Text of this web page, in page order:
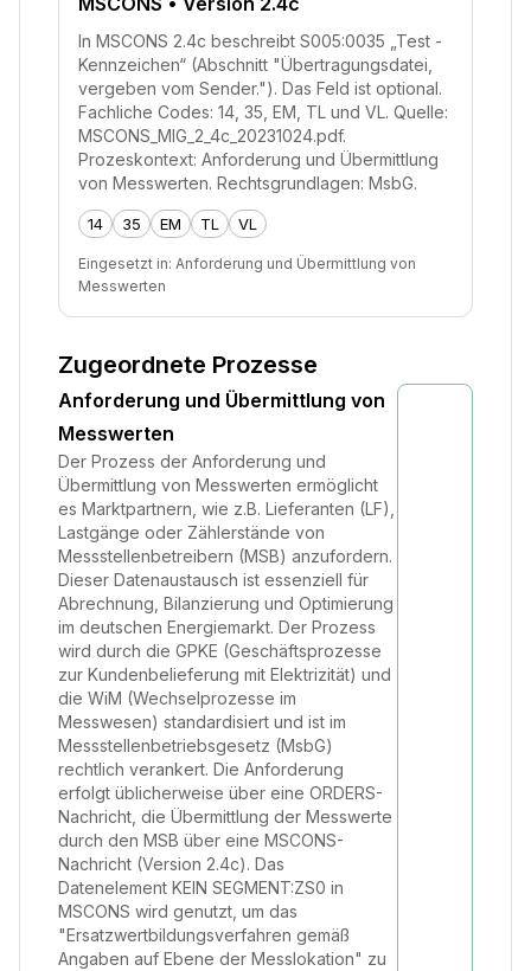
In MSCONS 2.4c beschreibt S005:0035 „Test -
Kennzeichen“ (Abschnitt "Übertragungsdatei,
vergeben vom Sender."). Das Feld ist optional.
Fachliche Codes: 14, 35, EM, TL und VL. Quelle:
MSCONS_MIG_2_4c_20231024.pdf.
Prozeskontext: Anforderung und Übermittlung
von Messwerten. Rechtsgrundlagen: MsbG.
14 35 EM TL VL
Eingesetzt in: Anforderung und Übermittlung von
Messwerten
Zugeordnete Prozesse
Anforderung und Übermittlung von
Messwerten
Der Prozess der Anforderung und
Übermittlung von Messwerten ermöglicht
es Marktpartnern, wie z.B. Lieferanten (LF),
Lastgänge oder Zählerstände von
Messstellenbetreibern (MSB) anzufordern.
Dieser Datenaustausch ist essenziell für
Abrechnung, Bilanzierung und Optimierung
im deutschen Energiemarkt. Der Prozess
wird durch die GPKE (Geschäftsprozesse
zur Kundenbelieferung mit Elektrizität) und
die WiM (Wechselprozesse im
Messwesen) standardisiert und ist im
Messstellenbetriebsgesetz (MsbG)
rechtlich verankert. Die Anforderung
erfolgt üblicherweise über eine ORDERS-
Nachricht, die Übermittlung der Messwerte
durch den MSB über eine MSCONS-
Nachricht (Version 2.4c). Das
Datenelement KEIN SEGMENT:ZS0 in
MSCONS wird genutzt, um das
"Ersatzwertbildungsverfahren gemäß
Angaben auf Ebene der Messlokation" zu